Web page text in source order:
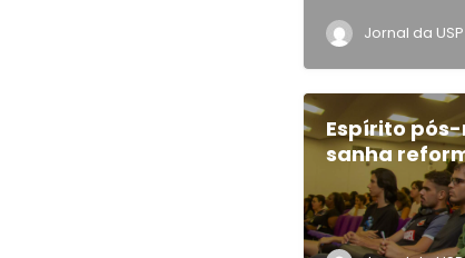
Jornal da USP
Espírito
sanha